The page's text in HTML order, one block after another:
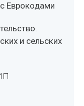
Еврокодами
и сельских